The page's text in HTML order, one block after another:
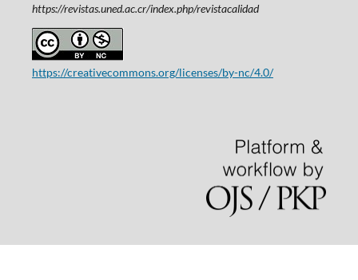
https://revistas.uned.ac.cr/index.php/revistacalidad
https://creativecommons.org/licenses/by-nc/4.0/